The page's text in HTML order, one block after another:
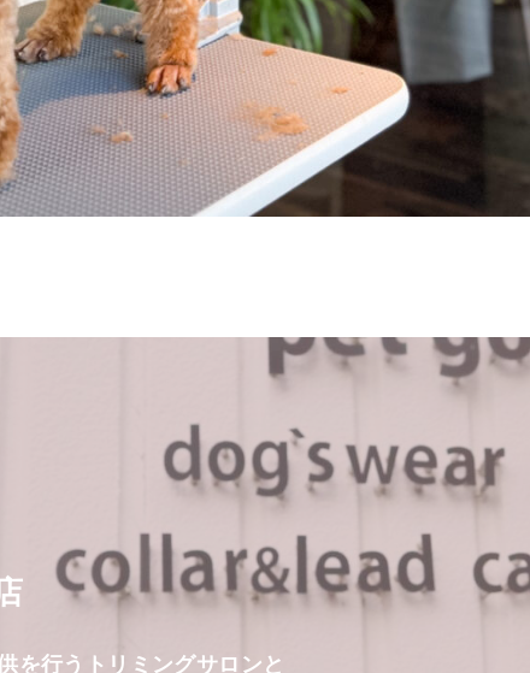
を行うトリミングサロンと